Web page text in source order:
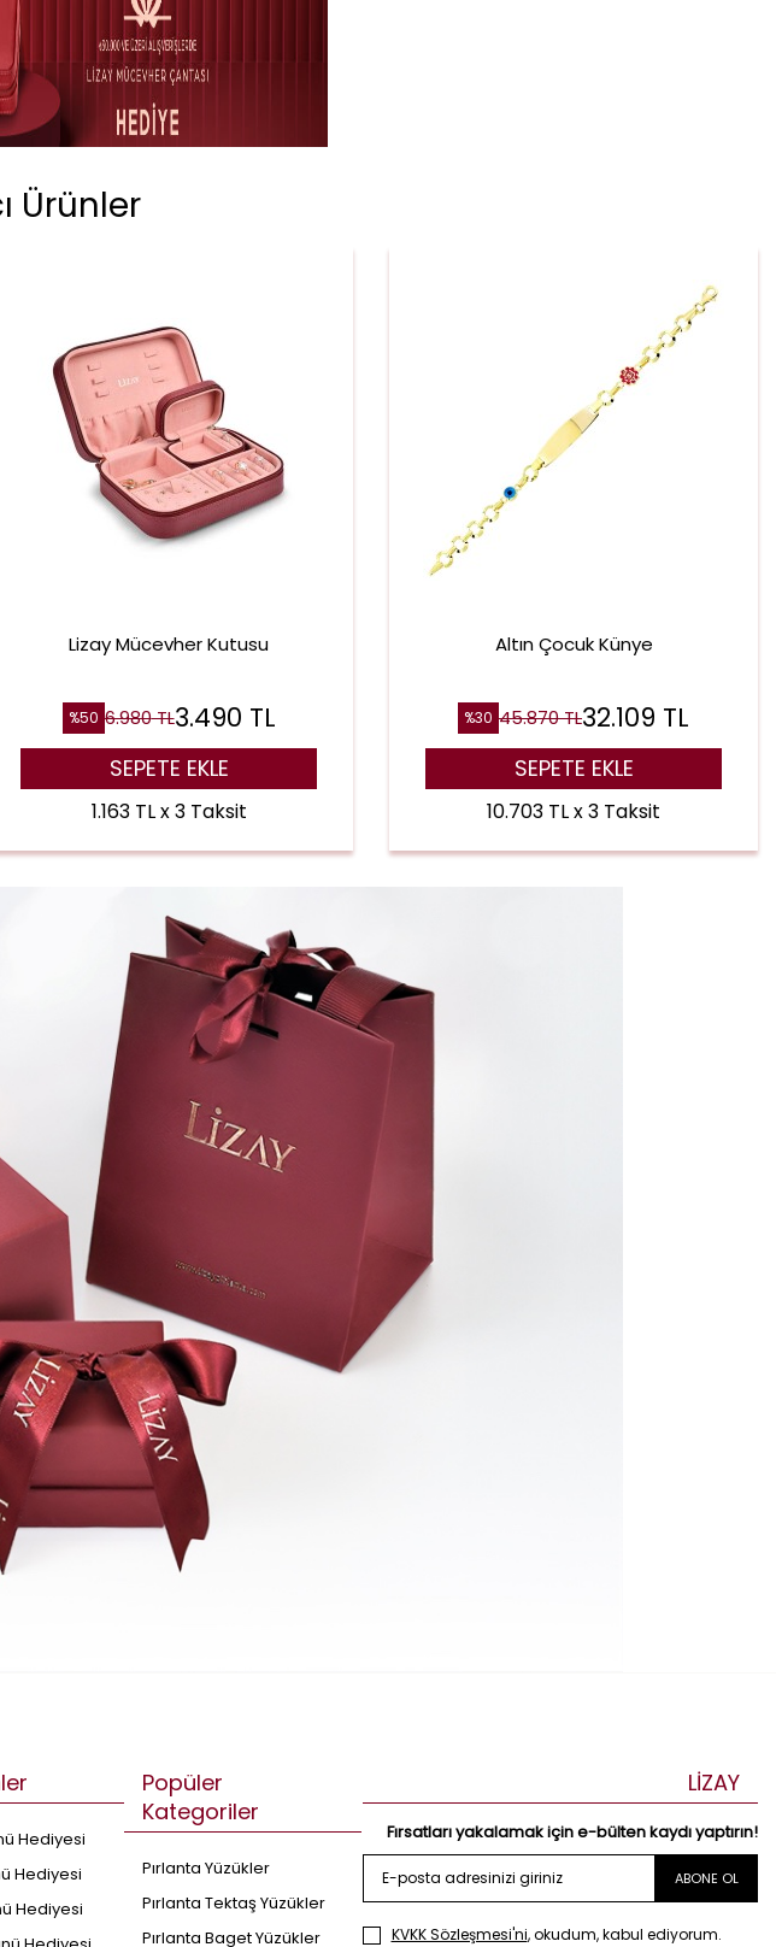
Ürünler
Lizay Mücevher Kutusu
%50 6.980TL3.490 TL
SEPETE EKLE
1.163 TL x 3 Taksit
Altın Çocuk Künye
%30 45.870TL32.109 TL
SEPETE EKLE
10.703 TL x 3 Taksit
Hediyesi
Hediyesi
Hediyesi
Popüler
Kategoriler
Pırlanta Yüzükler
Pırlanta Tektaş Yüzükler
Pırlanta Baget Yüzükler
LİZAY
Fırsatları yakalamak için e-bülten kaydı yaptırın!
ABONE OL
KVKK Sözleşmesi'ni, okudum, kabul ediyorum.